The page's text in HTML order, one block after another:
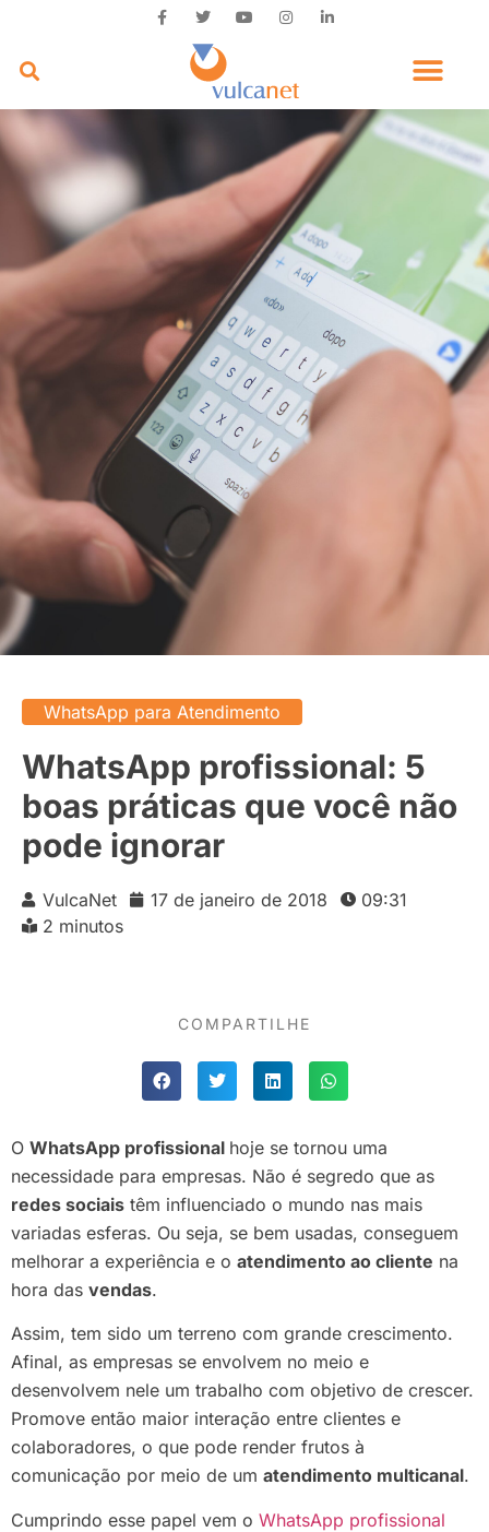
WhatsApp para Atendimento
WhatsApp profissional: 5
boas práticas que você não
pode ignorar
VulcaNet 17 de janeiro de 2018
09:31
2 minutos
COMPARTILHE
O WhatsApp profissional hoje se tornou uma
necessidade para empresas. Não é segredo que as
redes sociais têm influenciado o mundo nas mais
variadas esferas. Ou seja, se bem usadas, conseguem
melhorar a experiência e o atendimento ao cliente na
hora das vendas.
Assim, tem sido um terreno com grande crescimento.
Afinal, as empresas se envolvem no meio e
desenvolvem nele um trabalho com objetivo de crescer.
Promove então maior interação entre clientes e
colaboradores, o que pode render frutos à
comunicação por meio de um atendimento multicanal.
Cumprindo esse papel vem o WhatsApp profissional